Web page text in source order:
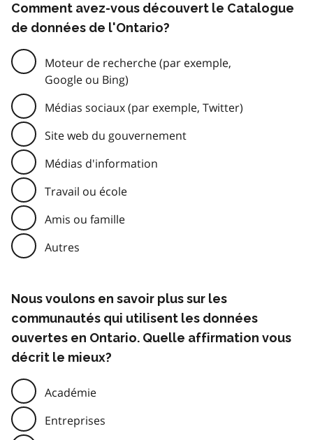
Comment avez-vous découvert le Catalogue
de données de l'Ontario?
Moteur de recherche (par exemple,
Google ou Bing)
Médias sociaux (par exemple, Twitter)
Site web du gouvernement
Médias d'information
Travail ou école
Amis ou famille
Autres
Nous voulons en savoir plus sur les
communautés qui utilisent les données
ouvertes en Ontario. Quelle affirmation vous
décrit le mieux?
Académie
Entreprises